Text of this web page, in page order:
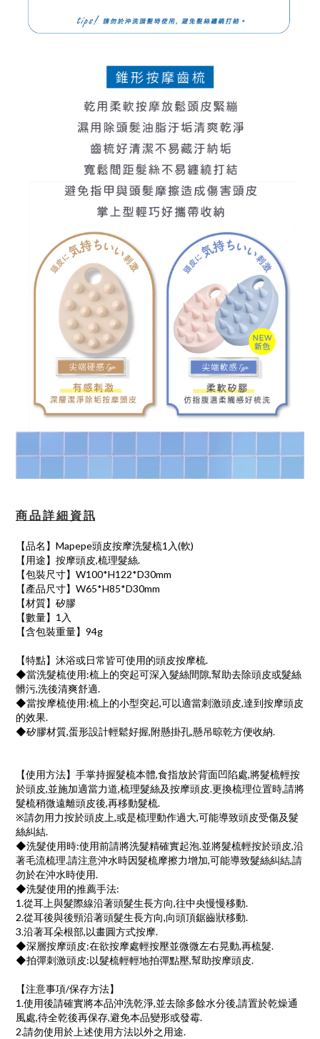
商 品 詳 細 資 訊
【品名】Mapepe頭皮按摩洗髮梳1入(軟)
【用途】按摩頭皮,梳理髮絲.
【包裝尺寸】W100*H122*D30mm
【產品尺寸】W65*H85*D30mm
【材質】矽膠
【數量】1入
【含包裝重量】94g
【特點】沐浴或日常皆可使用的頭皮按摩梳.
◆當洗髮梳使用:梳上的突起可深入髮絲間隙,幫助去除頭皮或髮絲
髒污,洗後清爽舒適.
◆當按摩梳使用:梳上的小型突起,可以適當刺激頭皮,達到按摩頭皮
的效果.
◆矽膠材質,蛋形設計輕鬆好握,附懸掛孔,懸吊晾乾方便收納.
【使用方法】手掌持握髮梳本體,食指放於背面凹陷處,將髮梳輕按
於頭皮,並施加適當力道,梳理髮絲及按摩頭皮.更換梳理位置時,請將
髮梳稍微遠離頭皮後,再移動髮梳.
※請勿用力按於頭皮上,或是梳理動作過大,可能導致頭皮受傷及髮
絲糾結.
◆洗髮使用時:使用前請將洗髮精確實起泡.並將髮梳輕按於頭皮,沿
著毛流梳理.請注意沖水時因髮梳摩擦力增加,可能導致髮絲糾結,請
勿於在沖水時使用.
◆洗髮使用的推薦手法:
1.從耳上與髮際線沿著頭髮生長方向,往中央慢慢移動.
2.從耳後與後頸沿著頭髮生長方向,向頭頂鋸齒狀移動.
3.沿著耳朵根部,以畫圓方式按摩.
◆深層按摩頭皮:在欲按摩處輕按壓並微微左右晃動,再梳髮.
◆拍彈刺激頭皮:以髮梳輕輕地拍彈點壓,幫助按摩頭皮.
【注意事項/保存方法】
1.使用後請確實將本品沖洗乾淨,並去除多餘水分後,請置於乾燥通
風處,待全乾後再保存,避免本品變形或發霉.
2.請勿使用於上述使用方法以外之用途.